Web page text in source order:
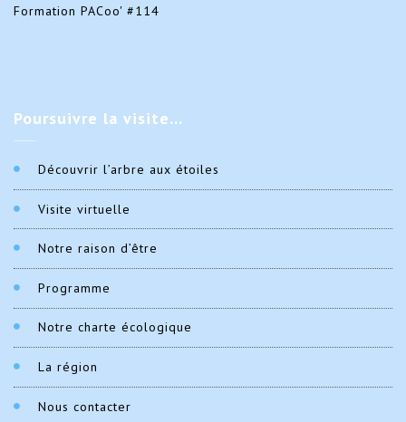
Formation PACoo' #114
Poursuivre la visite…
Découvrir l’arbre aux étoiles
Visite virtuelle
Notre raison d’être
Programme
Notre charte écologique
La région
Nous contacter